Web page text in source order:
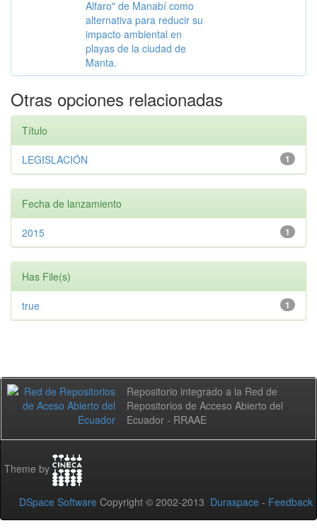
Alfaro" de Manabí como
alternativa para reducir su
impacto ambiental en
playas de la ciudad de
Manta.
Otras opciones relacionadas
Título
1
LEGISLACIÓN
Fecha de lanzamiento
1
2015
Has File(s)
1
true
Repositorio integrado a la Red de
Repositorios de Acceso Abierto del
Ecuador - RRAAE
Theme by
DSpace Software Copyright © 2002-2013 Duraspace - Feedback